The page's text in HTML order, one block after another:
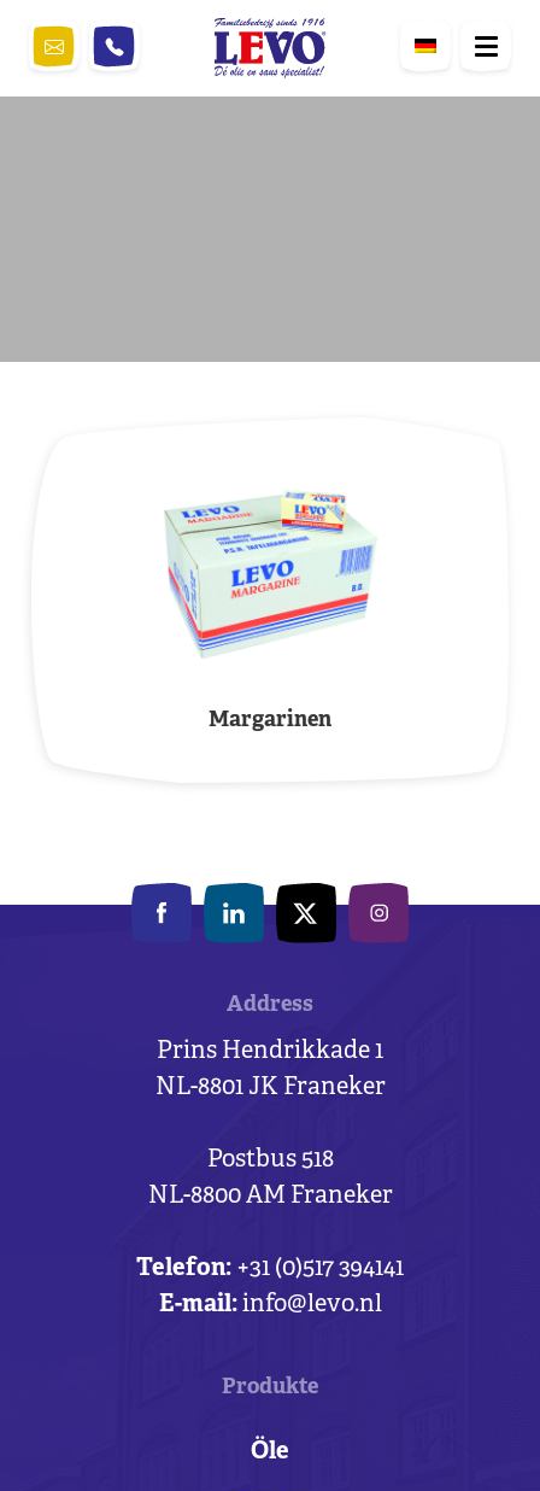
Margarinen
Address
Prins Hendrikkade 1
NL-8801 JK Franeker
Postbus 518
NL-8800 AM Franeker
Telefon: +31 (0)517 394141
E-mail:info@levo.nl
Produkte
Öle